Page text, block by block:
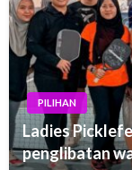
PILIHAN
Ladies
penglibatan